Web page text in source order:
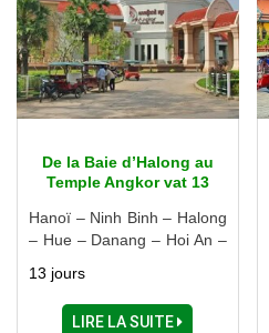
De la Baie d’Halong au
Temple Angkor vat 13
Hanoï – Ninh Binh – Halong
– Hue – Danang – Hoi An –
Siem Reap
13 jours
LIRE LA SUITE